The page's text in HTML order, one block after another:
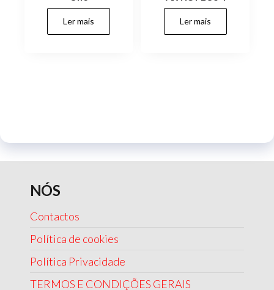
Ler mais Ler mais
NÓS
Contactos
Política de cookies
Política Privacidade
TERMOS E CONDIÇÕES GERAIS